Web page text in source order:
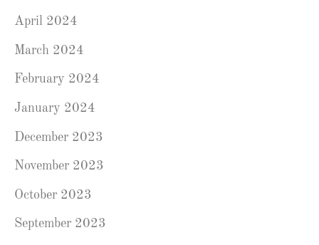
April 2024
March 2024
February 2024
January 2024
December 2023
November 2023
October 2023
September 2023